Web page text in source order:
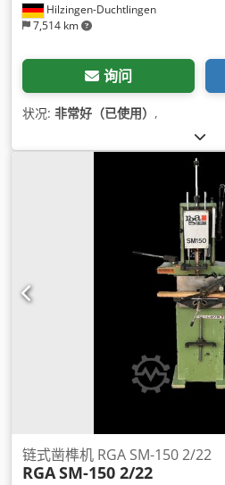
Hilzingen-Duchtlingen
7,514 km
询问
状况: 非常好（已使用） ,
链式凿榫机 RGA SM-150 2/22
RGASM-150 2/22